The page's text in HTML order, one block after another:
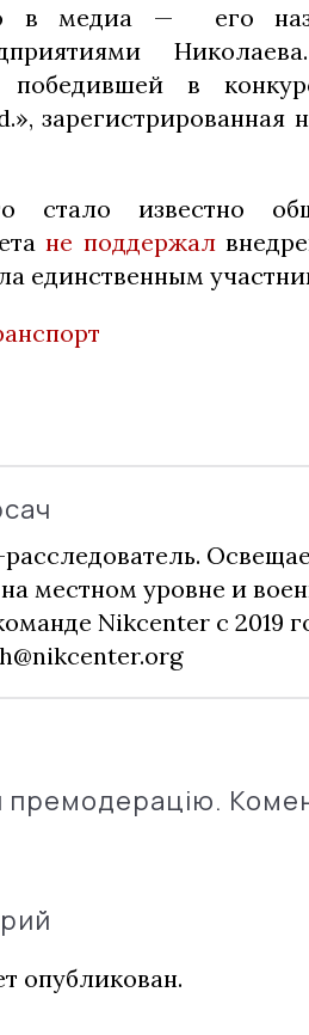
в медиа — его
в
зарегистрированная
известно
не поддержал
единственным
местном уровне и
Nikcenter с 2019
опубликован.